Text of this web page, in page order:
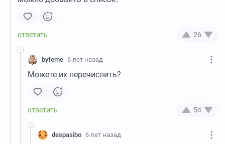
26
byfeme 6 лет назад
Можете их перечислить?
54
despasibo 6 лет назад